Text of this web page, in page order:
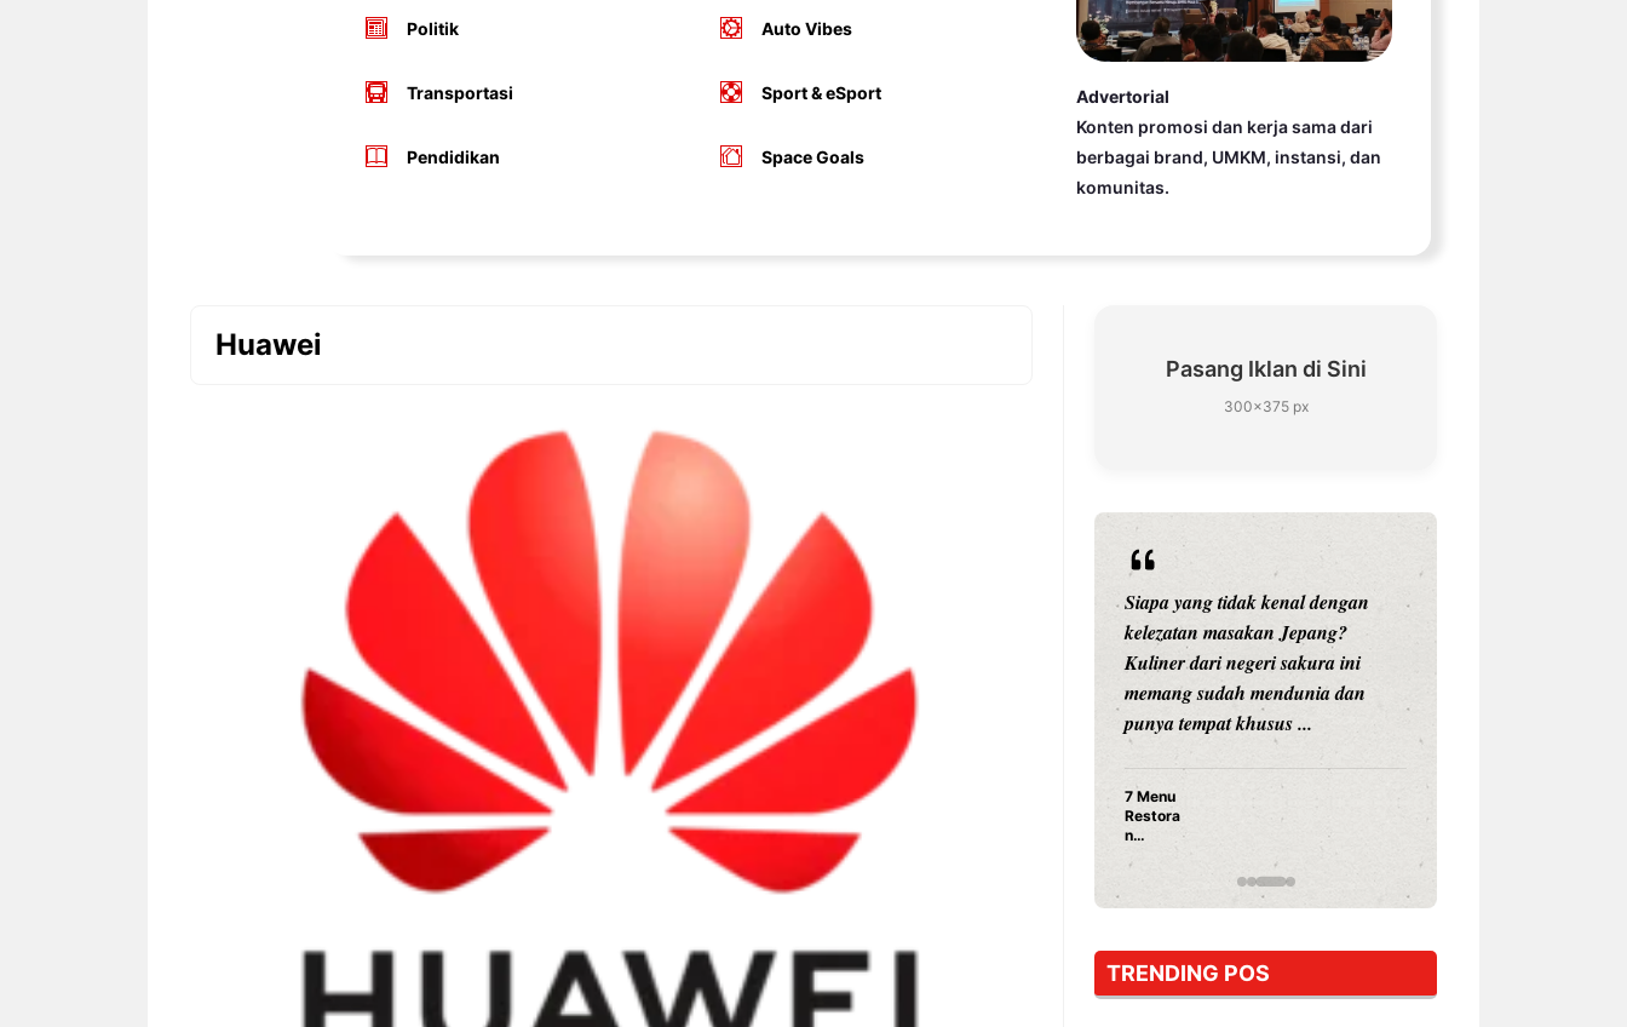
Politik
Transportasi
Pendidikan
Auto Vibes
Sport & eSport
Space Goals
Advertorial
Konten promosi dan kerja sama dari
berbagai brand, UMKM, instansi, dan
komunitas.
Huawei
Pasang Iklan di Sini
300×375 px
dan Vicky Prasetyo, kini merambah
dunia kuliner dengan membuka
Bandung – Menyambut pergantian
tahun 2026, restoran all you can
eat Kakkoii All You Can Eat
Bandung menghadirkan
penawaran spesial ...
Sambut 2026, Kakkoii
Bandung Hadirkan Pesta All
You Can Eat Mulai Rp
145.000
Pernah gak sih kamu mulai
ngerjain sesuatu cuma buat iseng-
iseng, eh ternyata malah jadi
peluang bisnis yang
menguntungkan? Nah, itulah ...
Dari Iseng Jadi Cuan: Kisah
Hampers Jadi Bisnis Kece
Siapa yang tidak kenal dengan
kelezatan masakan Jepang?
Kuliner dari negeri sakura ini
memang sudah mendunia dan
punya tempat khusus ...
7 Menu
Restora
n
yang
Dicoba,
Cuma
Sushi!
TRENDING POS